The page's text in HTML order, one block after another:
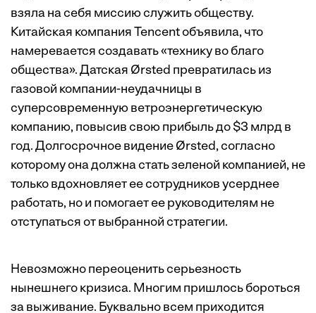
взяла на себя миссию служить обществу.
Китайская компания Tencent объявила, что
намеревается создавать «технику во благо
общества». Датская Ørsted превратилась из
газовой компании-неудачницы в
суперсовременную ветроэнергетическую
компанию, повысив свою прибыль до $3 млрд в
год. Долгосрочное видение Ørsted, согласно
которому она должна стать зеленой компанией, не
только вдохновляет ее сотрудников усерднее
работать, но и помогает ее руководителям не
отступаться от выбранной стратегии.
Невозможно переоценить серьезность
нынешнего кризиса. Многим пришлось бороться
за выживание. Буквально всем приходится